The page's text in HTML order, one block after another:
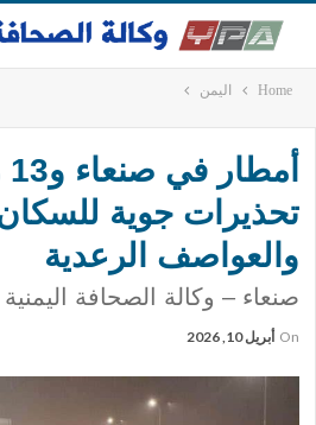
Home اليمن
تحذيرات جوية
والعواصف الرعدية
صنعاء – وكالة الصحافة اليمنية
On أبريل 10, 2026